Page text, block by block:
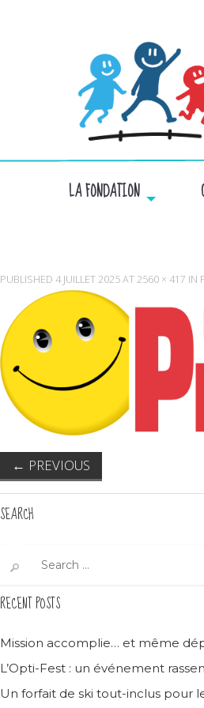
LA FONDATION
PUBLISHED 4 JUILLET 2025AT2560 × 417 IN
← PREVIOUS
SEARCH
for:
RECENT POSTS
Mission accomplie… et même
L’Opti-Fest : un événement
Un forfait de ski tout-inclus pour